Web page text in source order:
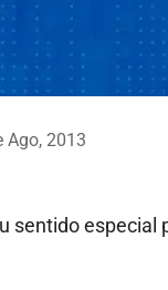
Ago, 2013
sentido